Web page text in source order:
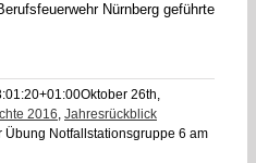
Nürnberg geführte
Oktober 26th,
2016, Jahresrückblick
Übung Notfallstationsgruppe 6 am